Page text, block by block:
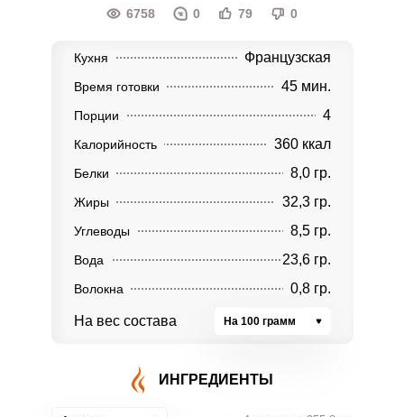
6758 0 79 0
Кухня Французская
Время готовки 45 мин.
Порции 4
Калорийность 360 ккал
Белки 8,0 гр.
Жиры 32,3 гр.
Углеводы 8,5 гр.
Вода 23,6 гр.
Волокна 0,8 гр.
На вес состава На 100 грамм
ИНГРЕДИЕНТЫ